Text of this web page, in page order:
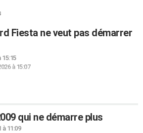
Fiesta ne veut pas démarrer
15:15
à 15:07
qui ne démarre plus
à 11:09